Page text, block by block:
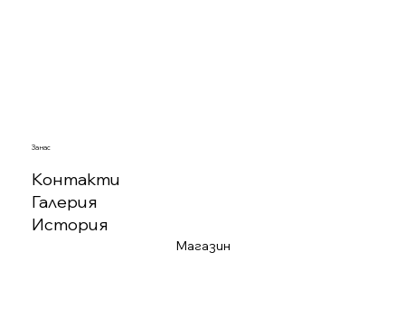
За нас
Контакти
Галерия
История
Магазин